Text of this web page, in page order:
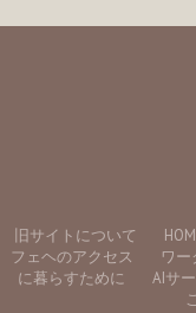
旧サイトについて
フェヘのアクセス
ワ
に暮らすために
AIサ